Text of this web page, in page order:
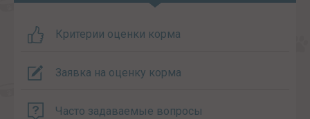
Критерии оценки корма
Заявка на оценку корма
Часто задаваемые вопросы